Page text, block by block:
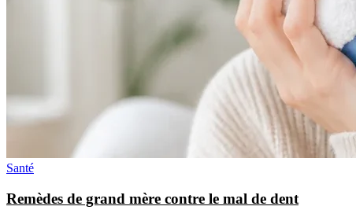
Santé
Remèdes de grand mère contre le mal de dent